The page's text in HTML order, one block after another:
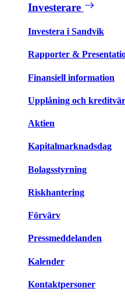
Investerare
Investera i Sandvik
Rapporter &
Finansiell information
Upplåning och
Aktien
Kapitalmarknadsdag
Bolagsstyrning
Riskhantering
Förvärv
Pressmeddelanden
Kalender
Kontaktpersoner